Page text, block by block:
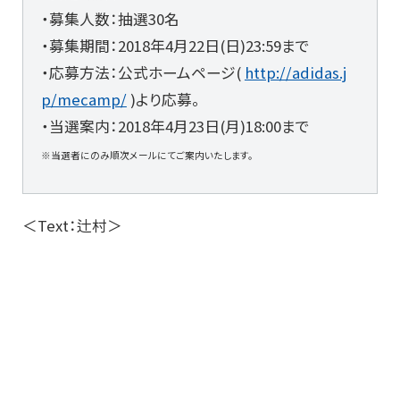
・募集人数：抽選30名
・募集期間：2018年4月22日(日)23:59まで
・応募方法：公式ホームページ( http://adidas.j
p/mecamp/)より応募。
・当選案内：2018年4月23日(月)18:00まで
※当選者にのみ順次メールにてご案内いたします。
＜Text：辻村＞